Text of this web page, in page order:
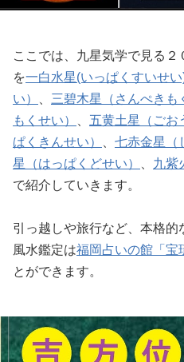
ここでは、九星気学で見る
を一白水星(いっぱくすいせ
い）
三碧木星（さんぺきも
もくせい）
五黄土星（ごお
ぱくきんせい）
七赤金星（
星（はっぱくどせい）
九紫
で紹介していきます。
引っ越しや旅行など、本格
風水鑑定は福岡占いの館「宝
とができます。